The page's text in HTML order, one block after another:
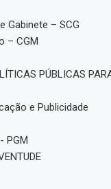
Gabinete – SCG
– CGM
PÚBLICAS
e Publicidade
PGM